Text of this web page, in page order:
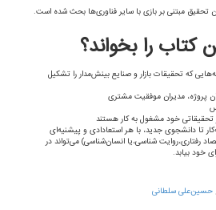
تحقیق مبتنی بر بازی با سایر فناوری‌ها بحث شده است.
را بخواند؟
که تحقیقات بازار و صنایع بینش‌مدار را تشکیل
پروژه، مدیران موفقیت مشتری
تحقیقاتی خود مشغول به کار هستند
تا دانشجوی جدید، با هر استعادادی و پیشنیه‌ای
رفتاری،‌روایت شناسی،‌یا انسان‌شناسی) می‌تواند در
خود بیابد.
,حسین‌علی سلطانی